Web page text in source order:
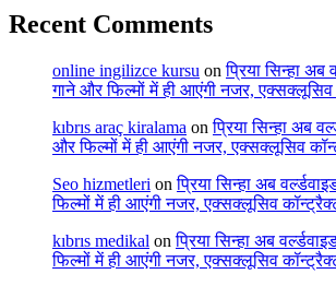
Recent Comments
online ingilizce kursu onप्रिया सिन्हा अब
गाने और फिल्मों में ही आएंगी नजर, एक्सक्लूसिव
kıbrıs araç kiralama onप्रिया सिन्हा अब
और फिल्मों में ही आएंगी नजर, एक्सक्लूसिव
Seo hizmetleri onप्रिया सिन्हा अब
फिल्मों में ही आएंगी नजर, एक्सक्लूसिव
kıbrıs medikal onप्रिया सिन्हा अब
फिल्मों में ही आएंगी नजर, एक्सक्लूसिव